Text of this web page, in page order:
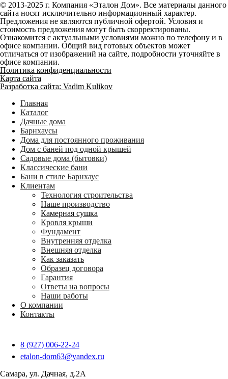
© 2013-2025 г. Компания «Эталон Дом». Все материалы данного
сайта носят исключительно информационный характер.
Предложения не являются публичной офертой. Условия и
стоимость предложения могут быть скорректированы.
Ознакомится с актуальными условиями можно по телефону и в
офисе компании. Общий вид готовых объектов может
отличаться от изображений на сайте, подробности уточняйте в
офисе компании.
Политика конфиденциальности
Карта сайта
Разработка сайта: Vadim Kulikov
Главная
Каталог
Дачные дома
Барнхаусы
Дома для постоянного проживания
Дом с баней под одной крышей
Садовые дома (бытовки)
Классические бани
Бани в стиле Барнхаус
Клиентам
Технология строительства
Наше производство
Камерная сушка
Кровля крыши
Фундамент
Внутренняя отделка
Внешняя отделка
Как заказать
Образец договора
Гарантия
Ответы на вопросы
Наши работы
О компании
Контакты
8 (927) 006-22-24
etalon-dom63@yandex.ru
Самара, ул. Дачная, д.2А